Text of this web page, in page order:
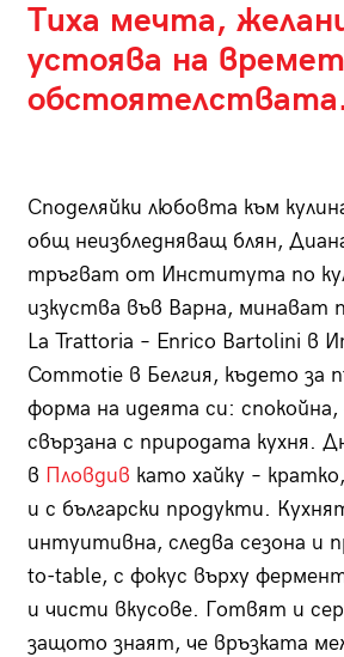
Тиха мечта,
устоява на
обстоятелствата.
Споделяйки любовта към
общ неизбледняващ блян,
тръгват от Института по
изкуства във Варна, минават
La Trattoria – Enrico Bartolini в
Commotie в Белгия, където за
форма на идеята си: спокойна,
свързана с природата кухня.
в Пловдив като хайку –
и с български продукти.
интуитивна, следва сезона и
to-table, с фокус върху
и чисти вкусове. Готвят и
защото знаят, че връзката